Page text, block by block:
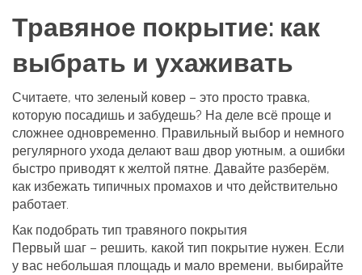
Травяное покрытие: как
выбрать и ухаживать
Считаете, что зеленый ковер – это просто травка,
которую посадишь и забудешь? На деле всё проще и
сложнее одновременно. Правильный выбор и немного
регулярного ухода делают ваш двор уютным, а ошибки
быстро приводят к желтой пятне. Давайте разберём,
как избежать типичных промахов и что действительно
работает.
Как подобрать тип травяного покрытия
Первый шаг – решить, какой тип покрытие нужен. Если
у вас небольшая площадь и мало времени, выбирайте